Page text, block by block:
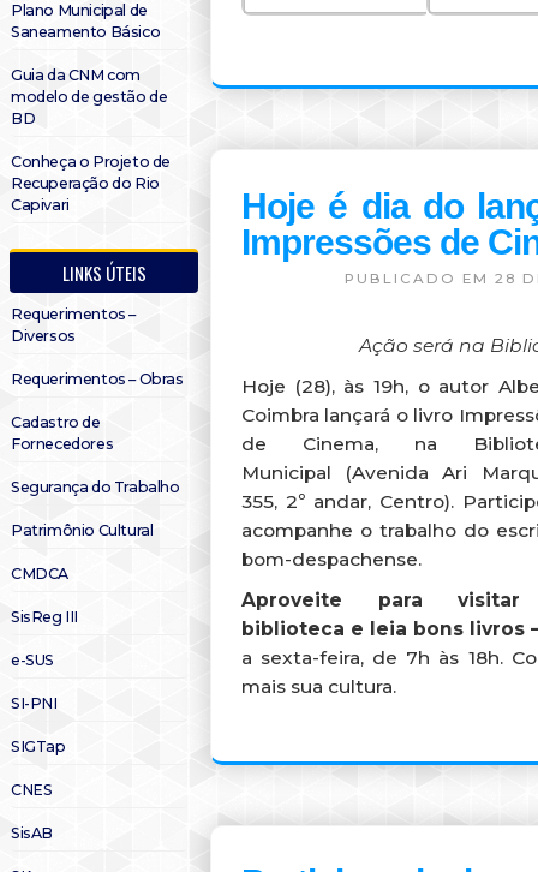
Plano Municipal de
Saneamento Básico
Guia da CNM com
modelo de gestão de
BD
Conheça o Projeto de
Recuperação do Rio
Capivari
LINKS ÚTEIS
Requerimentos –
Diversos
Requerimentos – Obras
Cadastro de
Fornecedores
Segurança do Trabalho
Patrimônio Cultural
CMDCA
SisReg III
e-SUS
SI-PNI
SIGTap
CNES
SisAB
Hoje é dia do
Impressões de
PUBLICADO EM 28
Ação será na
Hoje (28), às 19h, o autor
Coimbra lançará o livro
de Cinema, na
Municipal (Avenida Ari
355, 2º andar, Centro).
acompanhe o trabalho do
bom-despachense.
Aproveite para
biblioteca e leia bons livros
a sexta-feira, de 7h às 18h.
mais sua cultura.